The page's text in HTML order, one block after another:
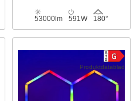
53000lm 591W 180°
Produktdatablad